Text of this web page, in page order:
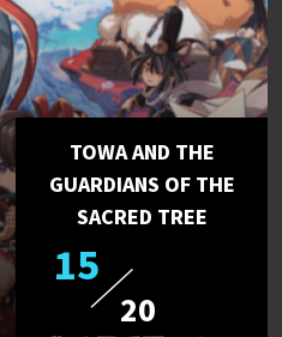
TOWA AND THE
GUARDIANS OF THE
SACRED TREE
15
20